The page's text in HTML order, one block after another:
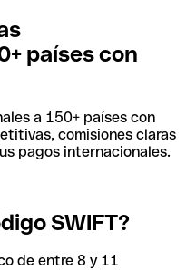
países con
a 150+ países con
comisiones claras
pagos internacionales.
SWIFT?
de entre 8 y 11